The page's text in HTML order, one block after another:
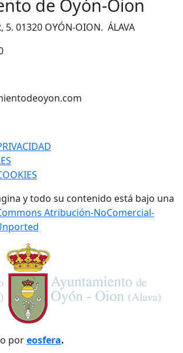
de Oyón-Oion
5. 01320 OYÓN-OION. ÁLAVA
y todo su contenido está bajo una
Atribución-NoComercial-
poreosfera.